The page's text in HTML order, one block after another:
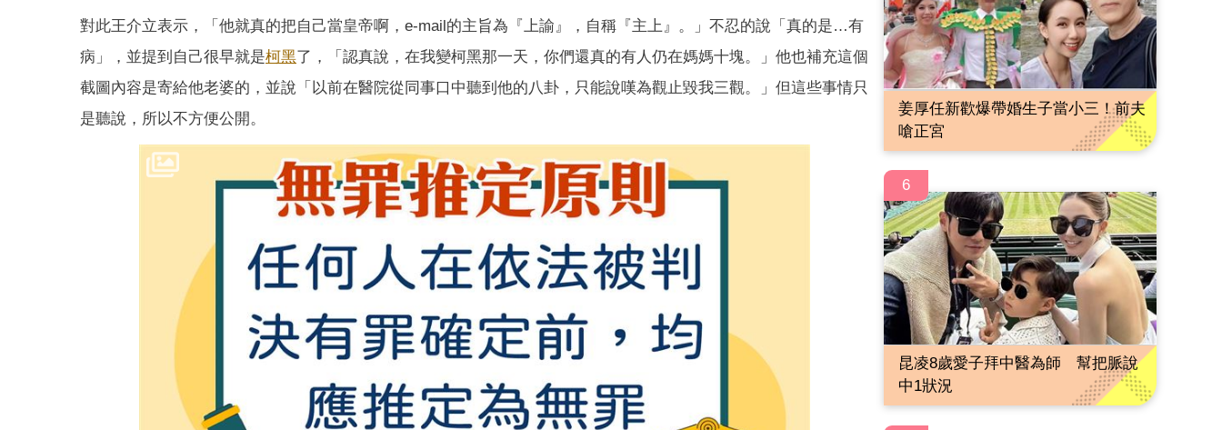
對此王介立表示，「他就真的把自己當皇帝啊，e-mail的主旨為『上諭』，自稱『主上』。」不忍的說「真的是…有
病」，並提到自己很早就是柯黑了，「認真說，在我變柯黑那一天，你們還真的有人仍在媽媽十塊。」他也補充這個
截圖內容是寄給他老婆的，並說「以前在醫院從同事口中聽到他的八卦，只能說嘆為觀止毀我三觀。」但這些事情只
是聽說，所以不方便公開。
姜厚任新歡爆帶婚生子當小三！前夫
嗆正宮
6
昆凌8歲愛子拜中醫為師 幫把脈說
中1狀況